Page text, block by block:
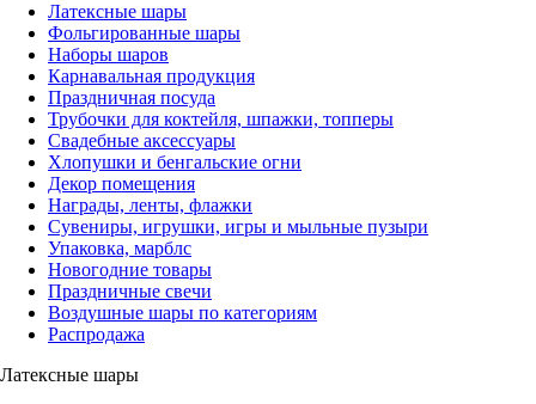
Латексные шары
Фольгированные шары
Наборы шаров
Карнавальная продукция
Праздничная посуда
Трубочки для коктейля, шпажки, топперы
Свадебные аксессуары
Хлопушки и бенгальские огни
Декор помещения
Награды, ленты, флажки
Сувениры, игрушки, игры и мыльные пузыри
Упаковка, марблс
Новогодние товары
Праздничные свечи
Воздушные шары по категориям
Распродажа
Латексные шары